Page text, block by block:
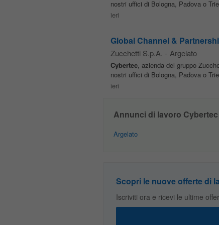
nostri uffici di Bologna, Padova o
ieri
Global Channel &
Zucchetti S.p.A. - Argelato
Cybertec, azienda del gruppo
nostri uffici di Bologna, Padova o
ieri
Annunci di lavoro Cybertec
Argelato
Scopri le nuove offerte di
Iscriviti ora e ricevi le ultime